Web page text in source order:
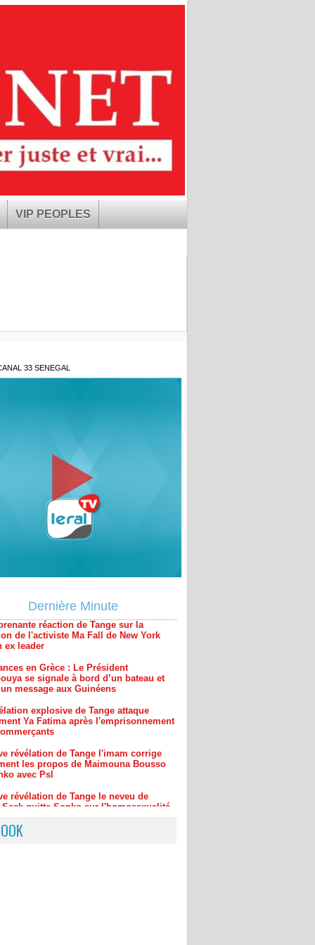
VIP PEOPLES
33 SENEGAL
Dernière Minute
ex leader
en Grèce : Le Président
se signale à bord d’un bateau et
message aux Guinéens
explosive de Tange attaque
Ya Fatima après l'emprisonnement
révélation de Tange l'imam corrige
les propos de Maimouna Bousso
avec Psl
révélation de Tange le neveu de
Seck quitte Sonko sur l'homosexualité
et..
révélation de Tange choc de Fat
l'humiliation de Sonko sur son